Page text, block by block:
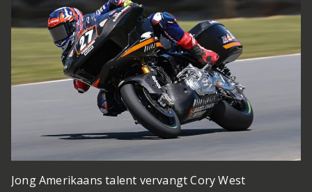
Jong Amerikaans talent vervangt Cory West